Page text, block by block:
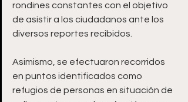
rondines constantes con el objetivo
de asistir a los ciudadanos ante los
diversos reportes recibidos.
Asimismo, se efectuaron recorridos
en puntos identificados como
refugios de personas en situación de